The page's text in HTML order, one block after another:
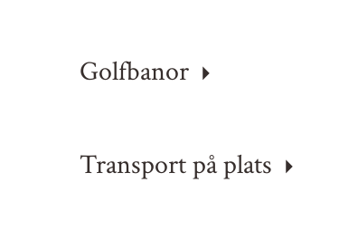
Golfbanor
Transport på plats